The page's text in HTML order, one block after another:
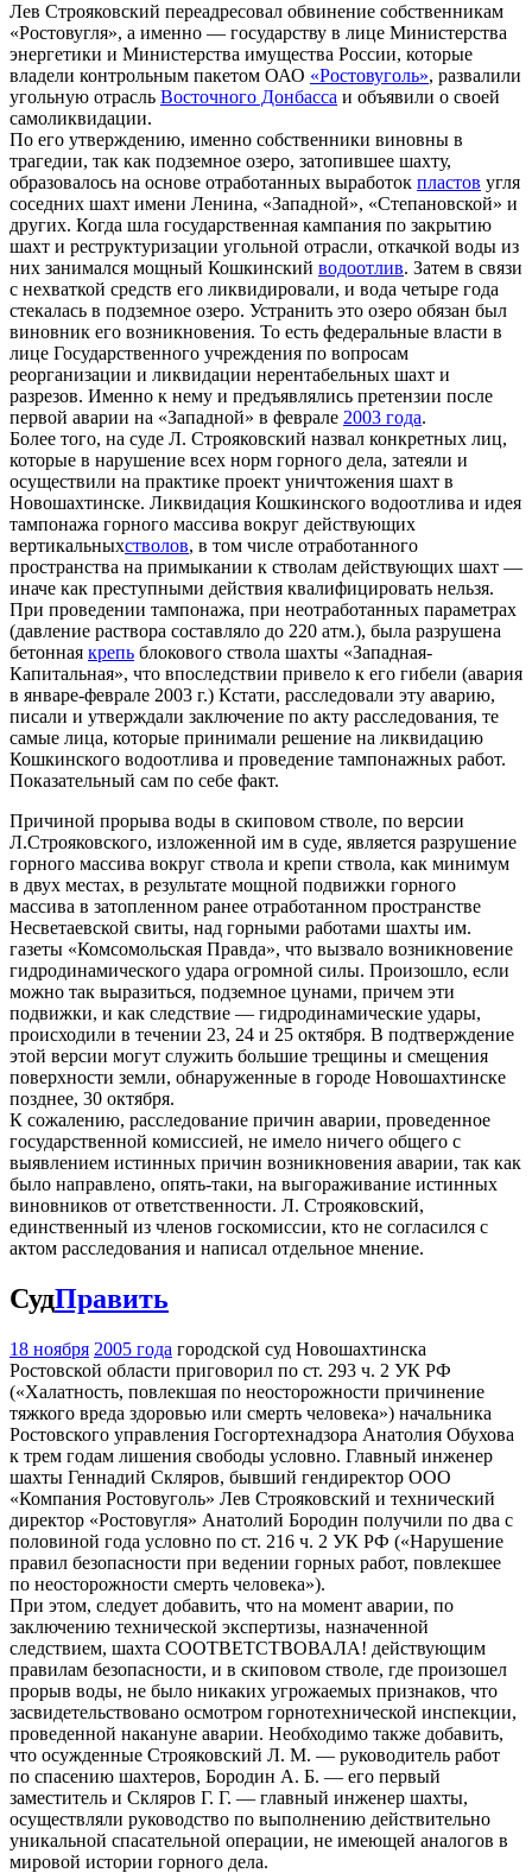
Лев Строяковский переадресовал обвинение собственникам
«Ростовугля», а именно — государству в лице Министерства
энергетики и Министерства имущества России, которые
владели контрольным пакетом ОАО «Ростовуголь», развалили
угольную отрасль Восточного Донбасса и объявили о своей
самоликвидации.
По его утверждению, именно собственники виновны в
трагедии, так как подземное озеро, затопившее шахту,
образовалось на основе отработанных выработок пластов угля
соседних шахт имени Ленина, «Западной», «Степановской» и
других. Когда шла государственная кампания по закрытию
шахт и реструктуризации угольной отрасли, откачкой воды из
них занимался мощный Кошкинский водоотлив. Затем в связи
с нехваткой средств его ликвидировали, и вода четыре года
стекалась в подземное озеро. Устранить это озеро обязан был
виновник его возникновения. То есть федеральные власти в
лице Государственного учреждения по вопросам
реорганизации и ликвидации нерентабельных шахт и
разрезов. Именно к нему и предъявлялись претензии после
первой аварии на «Западной» в феврале 2003 года.
Более того, на суде Л. Строяковский назвал конкретных лиц,
которые в нарушение всех норм горного дела, затеяли и
осуществили на практике проект уничтожения шахт в
Новошахтинске. Ликвидация Кошкинского водоотлива и идея
тампонажа горного массива вокруг действующих
вертикальныхстволов, в том числе отработанного
пространства на примыкании к стволам действующих шахт —
иначе как преступными действия квалифицировать нельзя.
При проведении тампонажа, при неотработанных параметрах
(давление раствора составляло до 220 атм.), была разрушена
бетонная крепь блокового ствола шахты «Западная-
Капитальная», что впоследствии привело к его гибели (авария
в январе-феврале 2003 г.) Кстати, расследовали эту аварию,
писали и утверждали заключение по акту расследования, те
самые лица, которые принимали решение на ликвидацию
Кошкинского водоотлива и проведение тампонажных работ.
Показательный сам по себе факт.
Причиной прорыва воды в скиповом стволе, по версии
Л.Строяковского, изложенной им в суде, является разрушение
горного массива вокруг ствола и крепи ствола, как минимум
в двух местах, в результате мощной подвижки горного
массива в затопленном ранее отработанном пространстве
Несветаевской свиты, над горными работами шахты им.
газеты «Комсомольская Правда», что вызвало возникновение
гидродинамического удара огромной силы. Произошло, если
можно так выразиться, подземное цунами, причем эти
подвижки, и как следствие — гидродинамические удары,
происходили в течении 23, 24 и 25 октября. В подтверждение
этой версии могут служить большие трещины и смещения
поверхности земли, обнаруженные в городе Новошахтинске
позднее, 30 октября.
К сожалению, расследование причин аварии, проведенное
государственной комиссией, не имело ничего общего с
выявлением истинных причин возникновения аварии, так как
было направлено, опять-таки, на выгораживание истинных
виновников от ответственности. Л. Строяковский,
единственный из членов госкомиссии, кто не согласился с
актом расследования и написал отдельное мнение.
СудПравить
18 ноября 2005 года городской суд Новошахтинска
Ростовской области приговорил по ст. 293 ч. 2 УК РФ
(«Халатность, повлекшая по неосторожности причинение
тяжкого вреда здоровью или смерть человека») начальника
Ростовского управления Госгортехнадзора Анатолия Обухова
к трем годам лишения свободы условно. Главный инженер
шахты Геннадий Скляров, бывший гендиректор ООО
«Компания Ростовуголь» Лев Строяковский и технический
директор «Ростовугля» Анатолий Бородин получили по два с
половиной года условно по ст. 216 ч. 2 УК РФ («Нарушение
правил безопасности при ведении горных работ, повлекшее
по неосторожности смерть человека»).
При этом, следует добавить, что на момент аварии, по
заключению технической экспертизы, назначенной
следствием, шахта СООТВЕТСТВОВАЛА! действующим
правилам безопасности, и в скиповом стволе, где произошел
прорыв воды, не было никаких угрожаемых признаков, что
засвидетельствовано осмотром горнотехнической инспекции,
проведенной накануне аварии. Необходимо также добавить,
что осужденные Строяковский Л. М. — руководитель работ
по спасению шахтеров, Бородин А. Б. — его первый
заместитель и Скляров Г. Г. — главный инженер шахты,
осуществляли руководство по выполнению действительно
уникальной спасательной операции, не имеющей аналогов в
мировой истории горного дела.